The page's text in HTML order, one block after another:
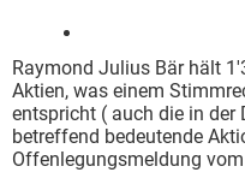
Raymond Julius Bär hält
Aktien, was einem
entspricht ( auch die in der
betreffend bedeutende
Offenlegungsmeldung